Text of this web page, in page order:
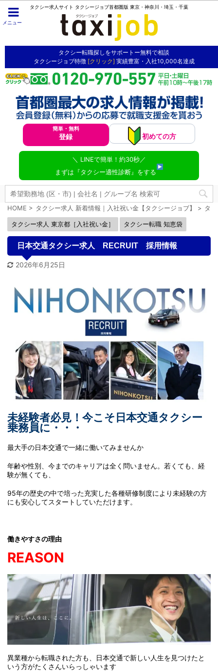
メニュー
タクシー求人サイト タクシージョブ首都圏版 東京・神奈川・埼玉・千葉
タクシー転職探しをサポートー無料で相談
タクシージョブ特徴 [クリック] 実績豊富・入社10,000名達成
簡単・無料
登録 初めての方
＼ LINEで簡単！約30秒／
まずは『タクシー適性診断』をする
HOME > タクシー求人 新着情報｜入社祝い金【タクシージョブ】 > タ
タクシー求人 東京都［入社祝い金］ タクシー転職 知恵袋
日本交通タクシー求人 RECRUIT 採用情報
2026年6月25日
未経験者必見！今こそ日本交通タクシー
乗務員に・・・
最大手の日本交通で一緒に働いてみませんか
年齢や性別、今までのキャリアは全く問いません。若くても、経
験が無くても、
95年の歴史の中で培った充実した各種研修制度により未経験の方
にも安心してスタートしていただけます。
働きやすさの理由
REASON
異業種から転職された方も、日本交通で新しい人生を見つけたと
いう方がたくさんいらっしゃいます